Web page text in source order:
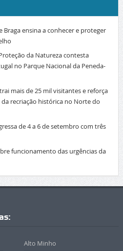
ensina a conhecer e proteger
da Natureza contesta
no Parque Nacional da Peneda-
mais de 25 mil visitantes e reforça
recriação histórica no Norte do
de 4 a 6 de setembro com três
funcionamento das urgências da
Alto Minho